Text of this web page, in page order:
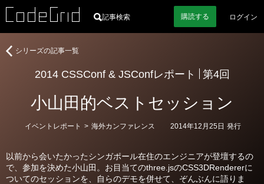
記事検索 購読する ログイン
2014 CSSConf & JSConfレポート 第4回
小山田的ベストセッション
以前から会いたかったシンガポール在住のエンジニアが登壇するの
で、参加を決めた小山田。お目当てのthree.jsのCSS3DRendererに
ついてのセッションを、自らのデモを併せて、ぞんぶんに語りま
カ
ー
イベントレポート > 海外カンファレンス 2014年12月25日 発行
者
2014
シリーズの記事一覧